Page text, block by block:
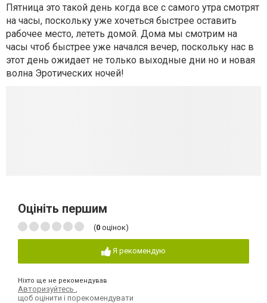
Пятница это такой день когда все с самого утра смотрят
на часы, поскольку уже хочеться быстрее оставить
рабочее место, лететь домой. Дома мы смотрим на
часы чтоб быстрее уже начался вечер, поскольку нас в
этот день ожидает не только выходные дни но и новая
волна Эротических ночей!
Оцініть першим
(0 оцінок)
Я рекомендую
Ніхто ще не рекомендував
Авторизуйтесь
щоб оцінити і порекомендувати